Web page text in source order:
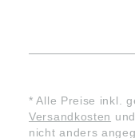
* Alle Preise inkl.
Versandkosten
nicht anders